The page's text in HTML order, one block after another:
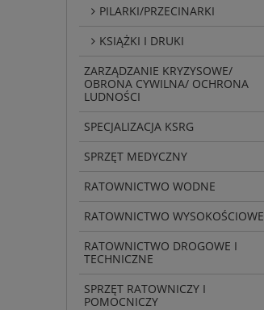
PILARKI/PRZECINARKI
KSIĄŻKI I DRUKI
ZARZĄDZANIE KRYZYSOWE/
OBRONA CYWILNA/ OCHRONA
LUDNOŚCI
SPECJALIZACJA KSRG
SPRZĘT MEDYCZNY
RATOWNICTWO WODNE
RATOWNICTWO WYSOKOŚCIOWE
RATOWNICTWO DROGOWE I
TECHNICZNE
SPRZĘT RATOWNICZY I
POMOCNICZY